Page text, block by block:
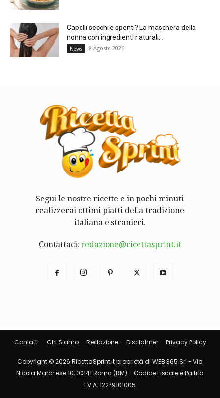
Capelli secchi e spenti? La maschera della
nonna con ingredienti naturali...
News 8 Agosto 2026
Segui le nostre ricette e in pochi minuti
realizzerai ottimi piatti della tradizione
italiana e stranieri.
Contattaci: redazione@ricettasprint.it
Contatti Chi Siamo Redazione Disclaimer Privacy Policy
Copyright © 2026 RicettaSprint.it proprietà di WEB 365 Srl - Via
Nicola Marchese 10, 00141 Roma (RM) - Codice Fiscale e Partita
I.V.A. 12279101005